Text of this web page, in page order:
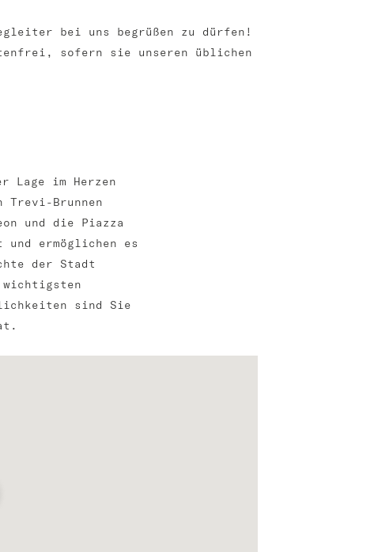
bei uns begrüßen zu dürfen!
sofern sie unseren üblichen
im Herzen
Trevi-Brunnen
und die Piazza
und ermöglichen es
der Stadt
wichtigsten
sind Sie